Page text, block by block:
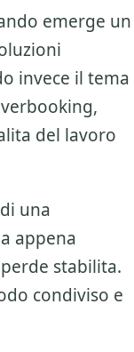
emerge un
invece il tema
del lavoro
una
appena
stabilita.
condiviso e